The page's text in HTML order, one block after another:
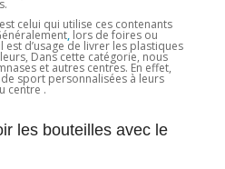
celui qui utilise ces contenants
,lors de foires ou
est d’usage de livrer les plastiques
Dans cette catégorie, nous
et autres centres. En effet,
sport personnalisées à leurs
centre .
les bouteilles avec le